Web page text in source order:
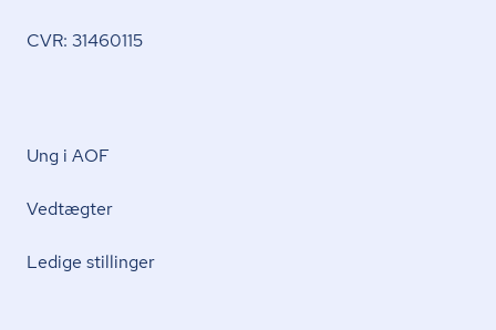
CVR: 31460115
Ung i AOF
Vedtægter
Ledige stillinger